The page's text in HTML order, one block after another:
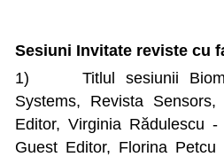
Sesiuni Invitate reviste cu
1) Titlul sesiunii
Systems, Revista
Editor, Virginia Rădulescu
Guest Editor, Florina